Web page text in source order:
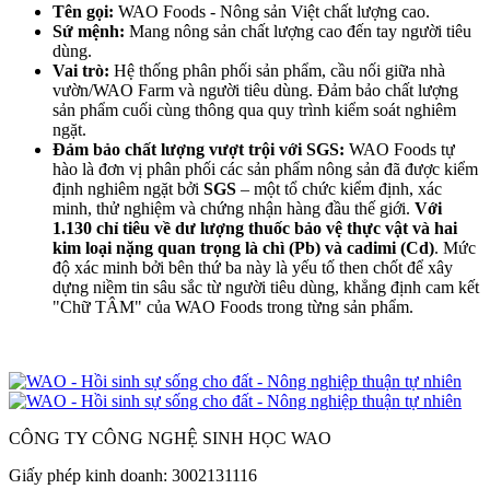
Tên gọi: WAO Foods - Nông sản Việt chất lượng cao.
Sứ mệnh: Mang nông sản chất lượng cao đến tay người tiêu
dùng.
Vai trò: Hệ thống phân phối sản phẩm, cầu nối giữa nhà
vườn/WAO Farm và người tiêu dùng. Đảm bảo chất lượng
sản phẩm cuối cùng thông qua quy trình kiểm soát nghiêm
ngặt.
Đảm bảo chất lượng vượt trội với SGS: WAO Foods tự
hào là đơn vị phân phối các sản phẩm nông sản đã được kiểm
định nghiêm ngặt bởi SGS – một tổ chức kiểm định, xác
minh, thử nghiệm và chứng nhận hàng đầu thế giới. Với
1.130 chỉ tiêu về dư lượng thuốc bảo vệ thực vật và hai
kim loại nặng quan trọng là chì (Pb) và cadimi (Cd). Mức
độ xác minh bởi bên thứ ba này là yếu tố then chốt để xây
dựng niềm tin sâu sắc từ người tiêu dùng, khẳng định cam kết
"Chữ TÂM" của WAO Foods trong từng sản phẩm.
CÔNG TY CÔNG NGHỆ SINH HỌC WAO
Giấy phép kinh doanh: 3002131116